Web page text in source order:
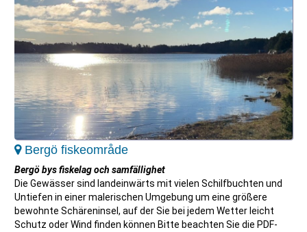
Bergö fiskeområde
Bergö bys fiskelag och samfällighet
Die Gewässer sind landeinwärts mit vielen Schilfbuchten und
Untiefen in einer malerischen Umgebung um eine größere
bewohnte Schäreninsel, auf der Sie bei jedem Wetter leicht
Schutz oder Wind finden können Bitte beachten Sie die PDF-